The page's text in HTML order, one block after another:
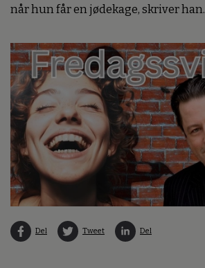
når hun får en jødekage, skriver han.
Del Tweet Del